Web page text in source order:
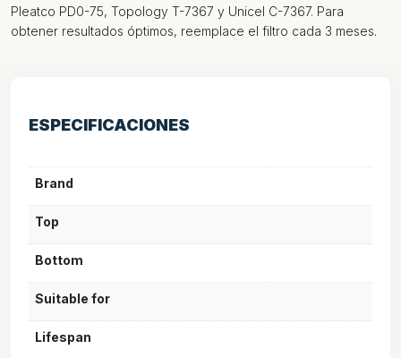
Pleatco PD0-75, Topology T-7367 y Unicel C-7367. Para
obtener resultados óptimos, reemplace el filtro cada 3 meses.
ESPECIFICACIONES
Brand
Top
Bottom
Suitable for
Lifespan